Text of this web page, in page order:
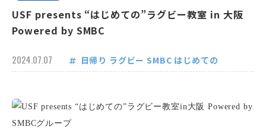
USF presents “はじめての”ラグビー教室 in 大阪
Powered by SMBC
2024.07.07 日帰り ラグビー SMBC はじめての